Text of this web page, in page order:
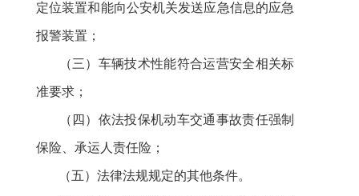
定位装置和能向公安机关发送应急信息的应急
报警装置；
（三）车辆技术性能符合运营安全相关标
准要求；
（四）依法投保机动车交通事故责任强制
保险、承运人责任险；
（五）法律法规规定的其他条件。